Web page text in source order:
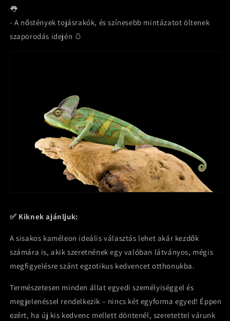
👅
- A nőstények tojásrakók, és színesebb mintázatot öltenek
szaporodás idején 🥚
✅ Kiknek ajánljuk:
A sisakos kaméleon ideális választás lehet akár kezdők
számára is, akik szeretnének egy valóban látványos, mégis
megfigyelésre szánt egzotikus kedvencet otthonukba.
Természetesen minden állat egyedi személyiséggel és
megjelenéssel rendelkezik – nincs két egyforma egyed! Éppen
ezért, ha új kis kedvenc mellett döntenél, szeretettel várunk